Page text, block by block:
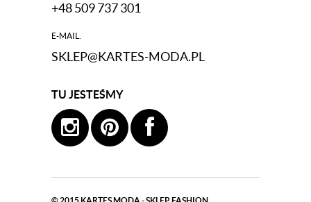
+48 509 737 301
E-MAIL.
SKLEP@KARTES-MODA.PL
TU JESTEŚMY